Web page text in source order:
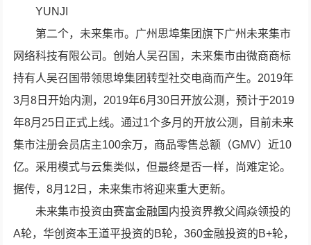
YUNJI
第二个，未来集市。广州思埠集团旗下广州未来集市
网络科技有限公司。创始人吴召国，未来集市由微商商标
持有人吴召国带领思埠集团转型社交电商而产生。2019年
3月8日开始内测，2019年6月30日开放公测，预计于2019
年8月25日正式上线。通过1个多月的开放公测，目前未来
集市注册会员店主100余万，商品零售总额（GMV）近10
亿。采用模式与云集类似，但最终是否一样，尚难定论。
据传，8月12日，未来集市将迎来重大更新。
未来集市投资由赛富金融国内投资界教父阎焱领投的
A轮，华创资本王道平投资的B轮，360金融投资的B+轮，